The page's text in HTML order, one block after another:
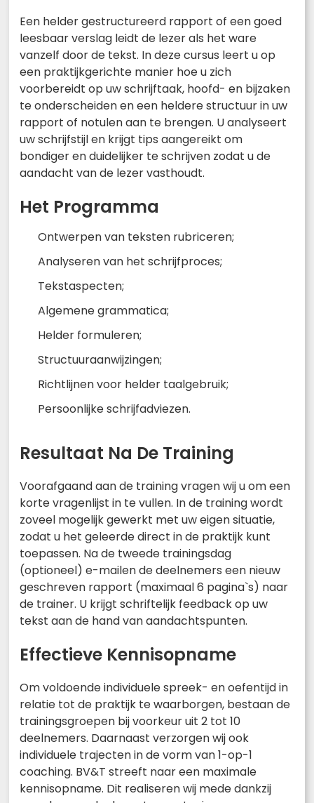
Een helder gestructureerd rapport of een goed
leesbaar verslag leidt de lezer als het ware
vanzelf door de tekst. In deze cursus leert u op
een praktijkgerichte manier hoe u zich
voorbereidt op uw schrijftaak, hoofd- en bijzaken
te onderscheiden en een heldere structuur in uw
rapport of notulen aan te brengen. U analyseert
uw schrijfstijl en krijgt tips aangereikt om
bondiger en duidelijker te schrijven zodat u de
aandacht van de lezer vasthoudt.
Het Programma
Ontwerpen van teksten rubriceren;
Analyseren van het schrijfproces;
Tekstaspecten;
Algemene grammatica;
Helder formuleren;
Structuuraanwijzingen;
Richtlijnen voor helder taalgebruik;
Persoonlijke schrijfadviezen.
Resultaat Na De Training
Voorafgaand aan de training vragen wij u om een
korte vragenlijst in te vullen. In de training wordt
zoveel mogelijk gewerkt met uw eigen situatie,
zodat u het geleerde direct in de praktijk kunt
toepassen. Na de tweede trainingsdag
(optioneel) e-mailen de deelnemers een nieuw
geschreven rapport (maximaal 6 pagina`s) naar
de trainer. U krijgt schriftelijk feedback op uw
tekst aan de hand van aandachtspunten.
Effectieve Kennisopname
Om voldoende individuele spreek- en oefentijd in
relatie tot de praktijk te waarborgen, bestaan de
trainingsgroepen bij voorkeur uit 2 tot 10
deelnemers. Daarnaast verzorgen wij ook
individuele trajecten in de vorm van 1-op-1
coaching. BV&T streeft naar een maximale
kennisopname. Dit realiseren wij mede dankzij